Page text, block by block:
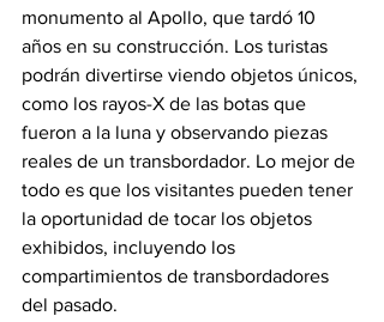
monumento al Apollo, que tardó 10
años en su construcción. Los turistas
podrán divertirse viendo objetos únicos,
como los rayos-X de las botas que
fueron a la luna y observando piezas
reales de un transbordador. Lo mejor de
todo es que los visitantes pueden tener
la oportunidad de tocar los objetos
exhibidos, incluyendo los
compartimientos de transbordadores
del pasado.